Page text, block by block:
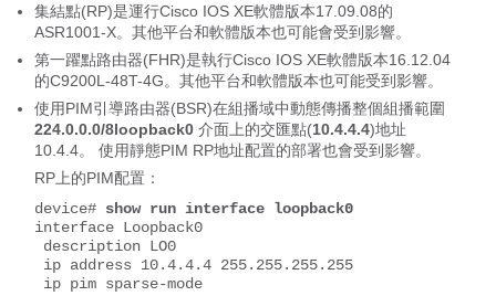
集結點(RP)是運行Cisco IOS XE軟體版本17.09.08的
ASR1001-X。其他平台和軟體版本也可能會受到影響。
第一躍點路由器(FHR)是執行Cisco IOS XE軟體版本16.12.04
的C9200L-48T-4G。其他平台和軟體版本也可能受到影響。
使用PIM引導路由器(BSR)在組播域中動態傳播整個組播範圍
224.0.0.0/8loopback0 介面上的交匯點(10.4.4.4)地址
10.4.4。 使用靜態PIM RP地址配置的部署也會受到影響。
RP上的PIM配置：
device# show run interface loopback0
interface Loopback0
description LO0
ip address 10.4.4.4 255.255.255.255
ip pim sparse-mode